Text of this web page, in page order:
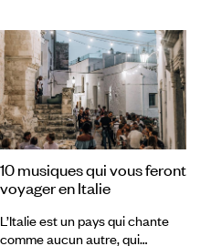
Bottura, mondialement reconnu
pour sa cuisine et son
engagement social, reste très
attaché à son Émilie-Romagne
natale. Entretien savoureux.
Quelle place occupe Modène
dans le cœur du chef
international que vous êtes ?
Modène est la ville où je suis né
et celle dans laquelle j’ai choisi
10 musiques qui vous feront
voyager en Italie
L’Italie est un pays qui chante
comme aucun autre, qui